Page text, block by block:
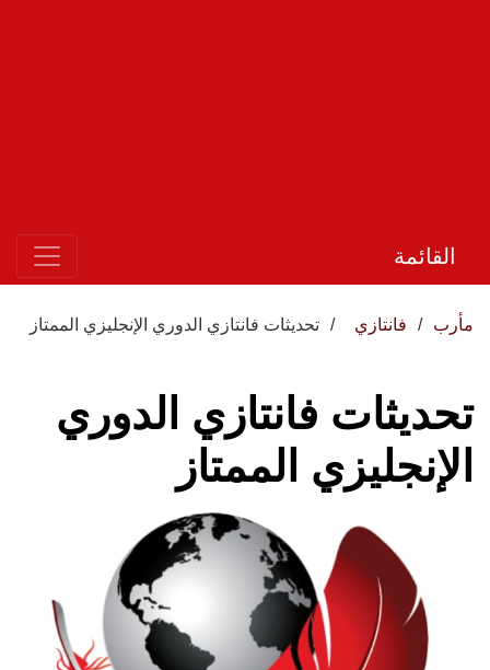
القائمة
مأرب فانتازي تحديثات فانتازي الدوري الإنجليزي الممتاز
تحديثات فانتازي الدوري
الإنجليزي الممتاز